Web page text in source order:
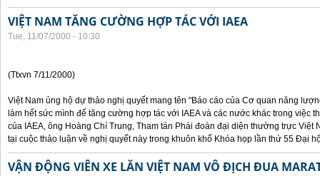
VIỆT NAM TĂNG CƯỜNG HỢP TÁC VỚI IAEA
Tue, 11/07/2000 - 10:30
(Ttxvn 7/11/2000)
Việt Nam ủng hộ dự thảo nghị quyết mang tên "Báo cáo của Cơ quan năng
làm hết sức mình để tăng cường hợp tác với IAEA và các nước khác trong việc
của IAEA, ông Hoàng Chí Trung, Tham tán Phái đoàn đại diện thường trực Việt
tại cuộc thảo luận về nghị quyết này trong khuôn khổ Khóa họp lần thứ 55 Đại
VẬN ĐỘNG VIÊN XE LĂN VIỆT NAM VÔ ĐỊCH ĐUA